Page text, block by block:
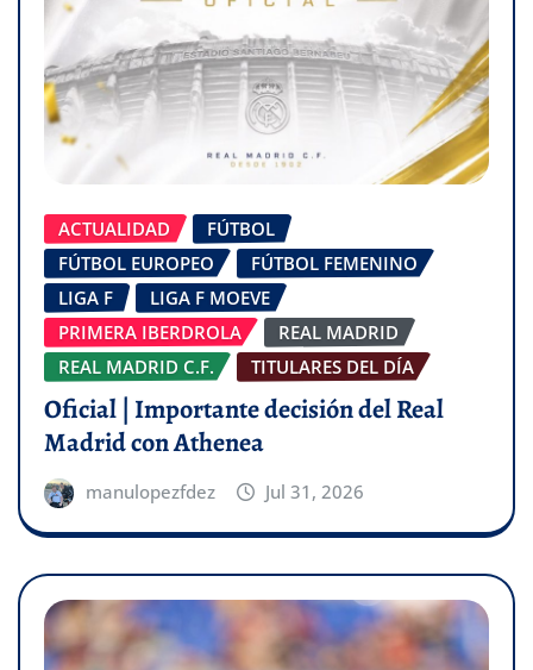
ACTUALIDAD
FÚTBOL
FÚTBOL EUROPEO
FÚTBOL FEMENINO
LIGA F
LIGA F MOEVE
PRIMERA IBERDROLA
REAL MADRID
REAL MADRID C.F.
TITULARES DEL DÍA
Oficial | Importante decisión del Real
Madrid con Athenea
manulopezfdez Jul 31, 2026